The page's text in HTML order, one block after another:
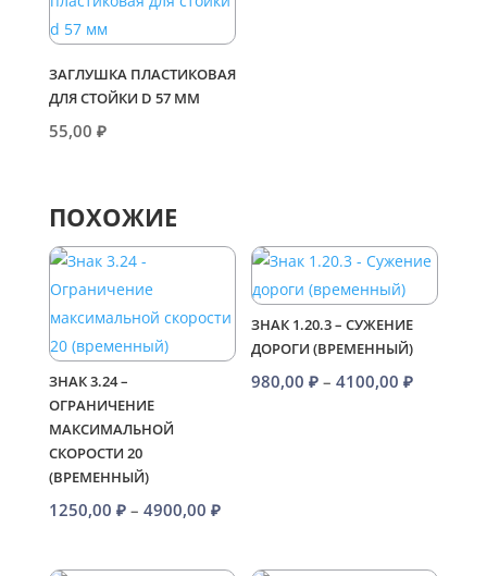
ЗАГЛУШКА ПЛАСТИКОВАЯ
ДЛЯ СТОЙКИ D 57 ММ
55,00 ₽
ПОХОЖИЕ
ЗНАК 3.24 –
ОГРАНИЧЕНИЕ
МАКСИМАЛЬНОЙ
СКОРОСТИ 20
(ВРЕМЕННЫЙ)
1250,00 ₽ – 4900,00 ₽Диапазон
1250,00 ₽
ЗНАК 1.20.3 – СУЖЕНИЕ
ДОРОГИ (ВРЕМЕННЫЙ)
980,00₽ – 4100,00₽